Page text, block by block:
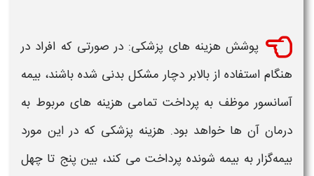
پوشش هزینه‌ های پزشکی: در صورتی ‌که افراد در
هنگام استفاده ازبالابر دچار مشکل بدنی شده باشند، بیمه
آسانسورموظف به پرداخت تمامی هزینه‌ های مربوط به
درمان آن ‌ها خواهد بود. هزینه پزشکی که در این ‌مورد
بیمه‌گزار به بیمه ‌شونده پرداخت می‌ کند، بین پنج ‌تا چهل